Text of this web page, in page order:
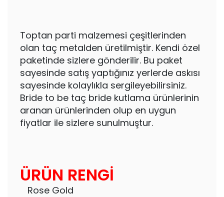
Toptan parti malzemesi çeşitlerinden
olan taç metalden üretilmiştir. Kendi özel
paketinde sizlere gönderilir. Bu paket
sayesinde satış yaptığınız yerlerde askısı
sayesinde kolaylıkla sergileyebilirsiniz.
Bride to be taç bride kutlama ürünlerinin
aranan ürünlerinden olup en uygun
fiyatlar ile sizlere sunulmuştur.
ÜRÜN RENGİ
Rose Gold